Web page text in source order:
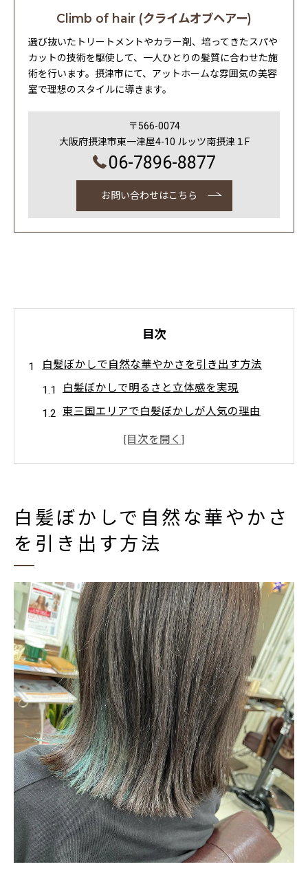
Climb of hair (クライムオブヘアー)
選び抜いたトリートメントやカラー剤、培ってきたスパや
カットの技術を駆使して、一人ひとりの髪質に合わせた施
術を行います。摂津市にて、アットホームな雰囲気の美容
室で理想のスタイルに導きます。
〒566-0074
大阪府摂津市東一津屋4-10 ルッツ南摂津１F
06-7896-8877
お問い合わせはこちら
目次
白髪ぼかしで自然な華やかさを引き出す方法
白髪ぼかしで明るさと立体感を実現
東三国エリアで白髪ぼかしが人気の理由
白髪ぼかしカラーの自然な仕上がりの秘密
ツ
髪に透明感を与える白髪ぼかしカラー体験談
専門店の白髪ぼかしで叶う透明感の魅力
カラー三国での白髪ぼかし体験の感想
白髪ぼかしで自然な髪質改善を実感
新大阪カラー専門店での白髪ぼかし体験記
低ダメージで手軽に叶う白髪ぼかしの魅力
白髪ぼかしは低ダメージで安心の施術
短時間でできる白髪ぼかしのメリット
スマートキレイな白髪ぼかしが叶う理由
カラー三国で手軽に白髪ぼかし体験
髪に優しい白髪ぼかしのポイント解説
忙しい毎日に役立つ白髪ぼかし活用術
忙しい方におすすめの白髪ぼかし活用法
白髪ぼかしで自然な華やかさ
を引き出す方法